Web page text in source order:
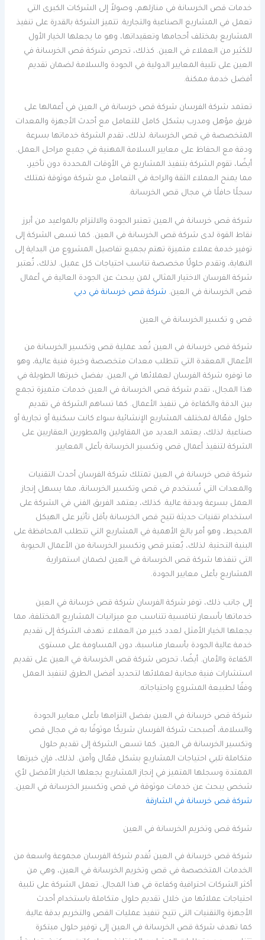
خدمات قص الخرسانة في منازلهم، وصولاً إلى الشركات الكبرى التي
تعمل في المشاريع الصناعية والتجارية. تتميز الشركة بالقدرة على تنفيذ
المشاريع بمختلف أحجامها وتعقيداتها، وهو ما يجعلها الخيار الأول
للكثير من العملاء في العين. كذلك، تحرص شركة قص الخرسانة في
العين على تلبية المعايير الدولية في الجودة والسلامة لضمان تقديم
أفضل خدمة ممكنة.
تعتمد شركة الفرسان شركة قص خرسانة في العين في أعمالها على
فريق مؤهل ومدرب بشكل كامل للتعامل مع أحدث الأجهزة والمعدات
المتخصصة في قص الخرسانة. لذلك، تقدم الشركة خدماتها بسرعة
ودقة مع الحفاظ على معايير السلامة المهنية في جميع مراحل العمل.
أيضًا، تقوم الشركة بتنفيذ المشاريع في الأوقات المحددة دون تأخير،
مما يمنح العملاء الثقة والراحة في التعامل مع شركة موثوقة تمتلك
سجلًا حافلًا في مجال قص الخرسانة.
شركة قص خرسانة في العين تعتبر الجودة والالتزام بالمواعيد من أبرز
نقاط القوة لدى شركة قص الخرسانة في العين. كما تسعى الشركة إلى
توفير خدمة عملاء متميزة تهتم بجميع تفاصيل المشروع من البداية إلى
النهاية، وتقدم حلولًا مخصصة تناسب احتياجات كل عميل. لذلك، تُعتبر
شركة الفرسان الاختيار المثالي لمن يبحث عن الجودة العالية في أعمال
قص الخرسانة في العين. شركة قص خرسانة في دبي
قص و تكسير الخرسانة في العين
شركة قص خرسانة في العين تُعد عملية قص وتكسير الخرسانة من
الأعمال المعقدة التي تتطلب معدات متخصصة وخبرة فنية عالية، وهو
ما توفره شركة الفرسان لعملائها في العين. بفضل خبرتها الطويلة في
هذا المجال، تقدم شركة قص الخرسانة في العين خدمات متميزة تجمع
بين الدقة والكفاءة في تنفيذ الأعمال. كما تساهم الشركة في تقديم
حلول فعّالة لمختلف المشاريع الإنشائية سواء كانت سكنية أو تجارية أو
صناعية. لذلك، يعتمد العديد من المقاولين والمطورين العقاريين على
الشركة لتنفيذ أعمال قص وتكسير الخرسانة بأعلى المعايير.
شركة قص خرسانة في العين تمتلك شركة الفرسان أحدث التقنيات
والمعدات التي تُستخدم في قص وتكسير الخرسانة، مما يسهل إنجاز
العمل بسرعة وبدقة عالية. كذلك، يعتمد الفريق الفني في الشركة على
استخدام تقنيات حديثة تتيح قص الخرسانة بأقل تأثير على الهيكل
المحيط، وهو أمر بالغ الأهمية في المشاريع التي تتطلب المحافظة على
البنية التحتية. لذلك، يُعتبر قص وتكسير الخرسانة من الأعمال الحيوية
التي تنفذها شركة قص الخرسانة في العين لضمان استمرارية
المشاريع بأعلى معايير الجودة.
إلى جانب ذلك، توفر شركة الفرسان شركة قص خرسانة في العين
خدماتها بأسعار تنافسية تتناسب مع ميزانيات المشاريع المختلفة، مما
يجعلها الخيار الأمثل لعدد كبير من العملاء. تهدف الشركة إلى تقديم
خدمة عالية الجودة بأسعار مناسبة، دون المساومة على مستوى
الكفاءة والأمان. أيضًا، تحرص شركة قص الخرسانة في العين على تقديم
استشارات فنية مجانية لعملائها لتحديد أفضل الطرق لتنفيذ العمل
وفقًا لطبيعة المشروع واحتياجاته.
شركة قص خرسانة في العين بفضل التزامها بأعلى معايير الجودة
والسلامة، أصبحت شركة الفرسان شريكًا موثوقًا به في مجال قص
وتكسير الخرسانة في العين. كما تسعى الشركة إلى تقديم حلول
متكاملة تلبي احتياجات المشاريع بشكل فعّال وآمن. لذلك، فإن خبرتها
الممتدة وسجلها المتميز في إنجاز المشاريع يجعلها الخيار الأفضل لأي
شخص يبحث عن خدمات موثوقة في قص وتكسير الخرسانة في العين.
شركة قص خرسانة في الشارقة
شركة قص وتخريم الخرسانة في العين
شركة قص خرسانة في العين تُقدم شركة الفرسان مجموعة واسعة من
الخدمات المتخصصة في قص وتخريم الخرسانة في العين، وهي من
أكثر الشركات احترافية وكفاءة في هذا المجال. تعمل الشركة على تلبية
احتياجات عملائها من خلال تقديم حلول متكاملة باستخدام أحدث
الأجهزة والتقنيات التي تتيح تنفيذ عمليات القص والتخريم بدقة عالية.
كما تهدف شركة قص الخرسانة في العين إلى توفير حلول مبتكرة